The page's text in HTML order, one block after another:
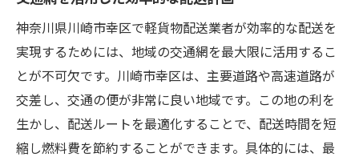
神奈川県川崎市幸区で軽貨物配送業者が効率的な配送を
実現するためには、地域の交通網を最大限に活用するこ
とが不可欠です。川崎市幸区は、主要道路や高速道路が
交差し、交通の便が非常に良い地域です。この地の利を
生かし、配送ルートを最適化することで、配送時間を短
縮し燃料費を節約することができます。具体的には、最